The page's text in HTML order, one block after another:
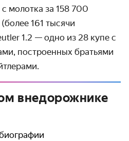
молотка за 158 700
161 тысячи
1.2 — одно из 28 купе с
построенных братьями
внедорожнике